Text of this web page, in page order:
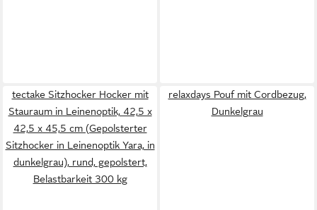
tectake Sitzhocker Hocker mit
Stauraum in Leinenoptik, 42,5 x
42,5 x 45,5 cm (Gepolsterter
Sitzhocker in Leinenoptik Yara, in
dunkelgrau), rund, gepolstert,
Belastbarkeit 300 kg
relaxdays Pouf mit Cordbezug,
Dunkelgrau